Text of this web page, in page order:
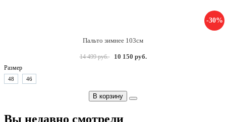
-30%
Пальто зимнее 103см
14 499 руб. 10 150 руб.
Размер
48 46
В корзину
Вы недавно смотрели